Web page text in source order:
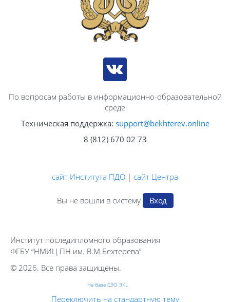
По вопросам работы в информационно-образовательной
среде
Техническая поддержка: support@bekhterev.online
8 (812) 670 02 73
сайт Института ПДО | сайт Центра
Вы не вошли в систему Вход
Институт последипломного образования
ФГБУ “НМИЦ ПН им. В.М.Бехтерева”
© 2026. Все права защищены.
На базе СЭО 3KL
Переключить на стандартную тему